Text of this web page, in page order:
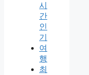
시
간
인
기
여
행
최